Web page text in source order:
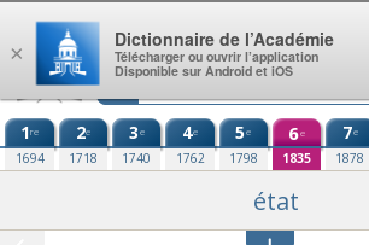
Aller au contenu
1re
1694
2e
1718
3e
1740
4e
1762
5e
1798
6e
1835
7e
1878
état
×
Dictionnaire de l’Académie
Télécharger ou ouvrir l’application
Disponible sur Android et iOS